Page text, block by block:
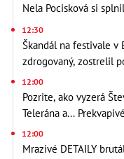
Nela Pocisková si
12:30
Škandál na festivale v
zdrogovaný, zostrelil
12:00
Pozrite, ako vyzerá
Telerána a...
12:00
Mrazivé DETAILY